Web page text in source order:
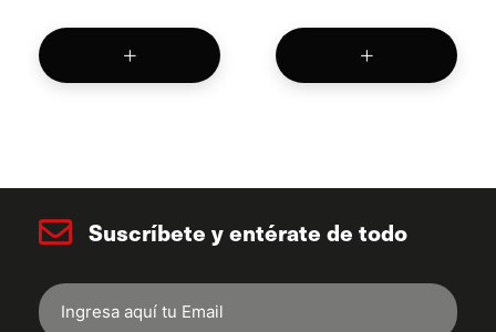
Suscríbete y entérate de todo